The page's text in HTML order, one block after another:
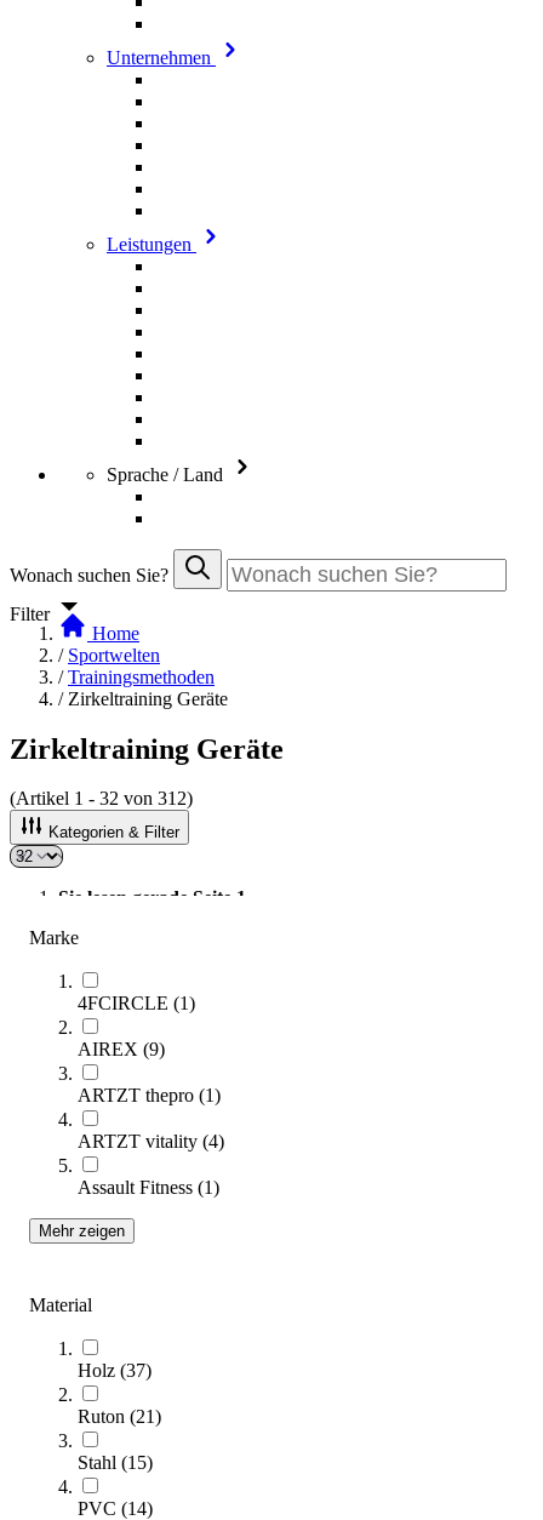
Unternehmen
Leistungen
Sprache / Land
Wonach suchen Sie?
Filter
Marke
4FCIRCLE (1)
AIREX (9)
ARTZT thepro (1)
ARTZT vitality (4)
Assault Fitness (1)
Mehr zeigen
Material
Holz (37)
Ruton (21)
Stahl (15)
PVC (14)
Home
/ Sportwelten
/ Trainingsmethoden
/ Zirkeltraining Geräte
Zirkeltraining Geräte
(Artikel 1 - 32 von 312)
Kategorien & Filter
Sie lesen gerade Seite 1
Seite
Seite
Sortieren nach
Kübler Sport® Krafttraining Starter Set
569,00 €
Zum Produkt
Sofort lieferbar